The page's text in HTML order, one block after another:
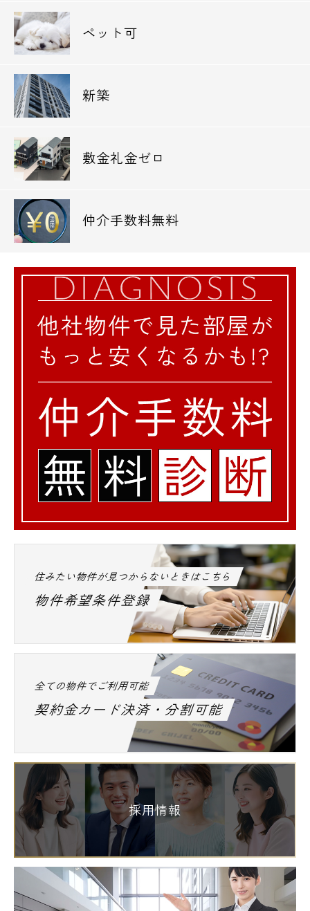
ペット可
新築
敷金礼金ゼロ
仲介手数料無料
住みたい物件が見つからないときはこちら
物件希望条件登録
全ての物件でご利用可能
契約金カード決済・分割可能
採用情報